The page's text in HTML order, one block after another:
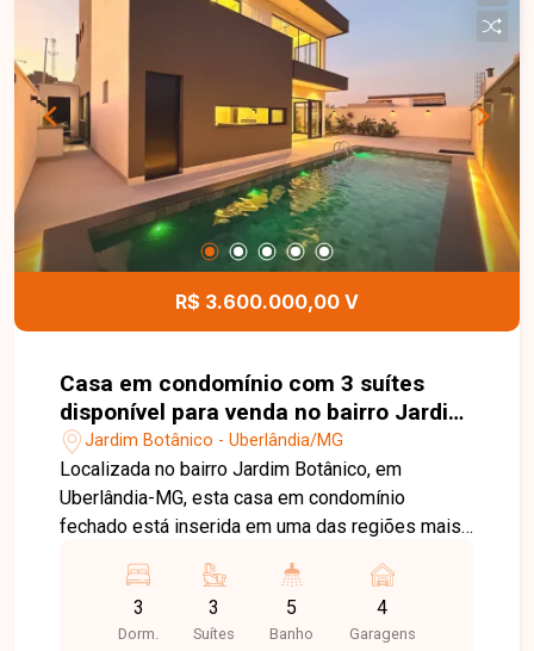
R$ 3.600.000,00 V
Casa em condomínio com 3 suítes
disponível para venda no bairro Jardim
Botânico em Uberlândia-MG
Jardim Botânico - Uberlândia/MG
Localizada no bairro Jardim Botânico, em
Uberlândia-MG, esta casa em condomínio
fechado está inserida em uma das regiões mais
tranquilidade, segurança e excelente padrão
construtivo. O bairro oferece fácil acesso a vias
rápidas, além de estar próximo a comércios,
3
Dorm.
3
Suítes
5
Banho
4
Garagens